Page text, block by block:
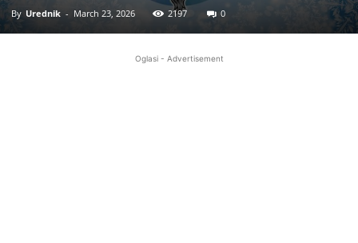
By Urednik - March 23, 2026 2197 0
Oglasi - Advertisement